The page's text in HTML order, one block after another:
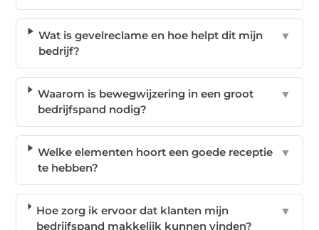
Wat is gevelreclame en hoe helpt dit mijn
bedrijf?
▼
Waarom is bewegwijzering in een groot
bedrijfspand nodig?
▼
Welke elementen hoort een goede receptie
te hebben?
▼
Hoe zorg ik ervoor dat klanten mijn
bedrijfspand makkelijk kunnen vinden?
▼